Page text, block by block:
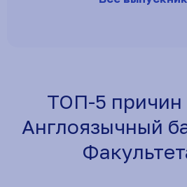
ТОП-5 причин
Англоязычный